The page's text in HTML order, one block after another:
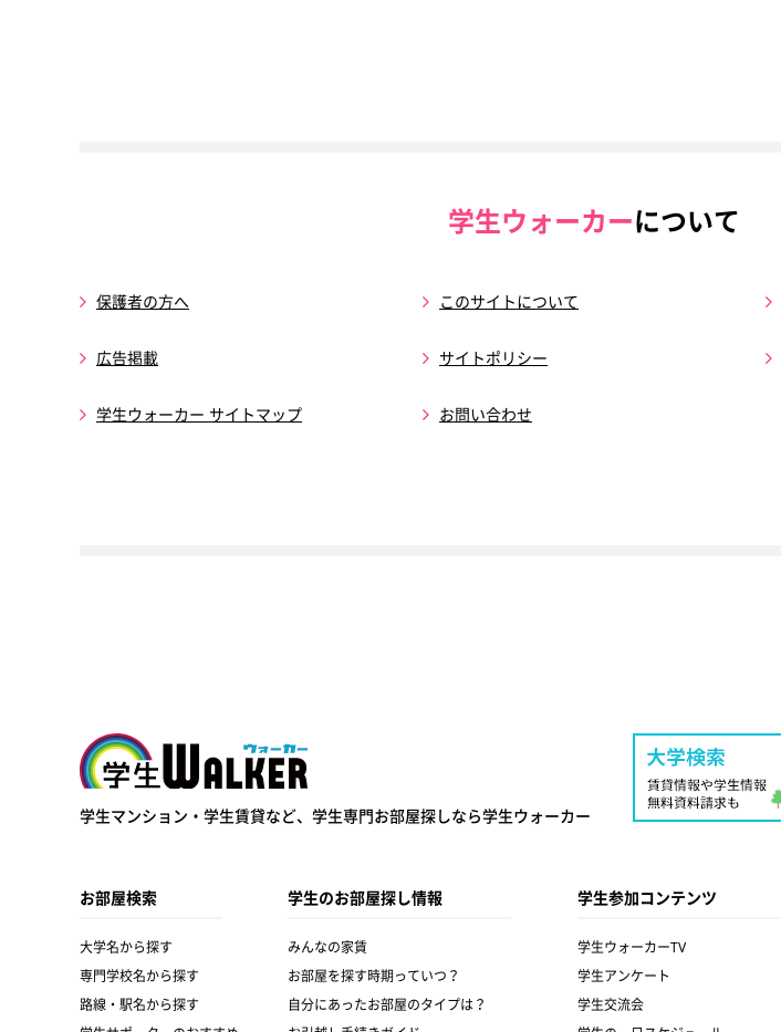
学生ウォーカーについて
保護者の方へ このサイトについて
広告掲載 サイトポリシー
学生ウォーカー サイトマップ お問い合わせ
学生ウォーカー
学生マンション・学生賃貸など、 学生専門お部屋探しなら学生ウォーカー
お部屋検索
大学名から探す
専門学校名から探す
路線・駅名から探す
学生のお部屋探し情報
みんなの家賃
お部屋を探す時期っていつ？
自分にあったお部屋のタイプは？
学生参加コンテンツ
学生ウォーカーTV
学生アンケート
学生交流会